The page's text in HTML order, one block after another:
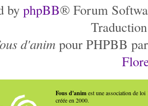
by phpBB® Forum
d'anim pour PHPBB
Fous d'animest une association de loi
créée en 2000.